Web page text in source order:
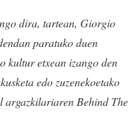
dira, tartean, Giorgio
paratuko duen
kultur etxean izango den
edo zuzenekoetako
Behind The